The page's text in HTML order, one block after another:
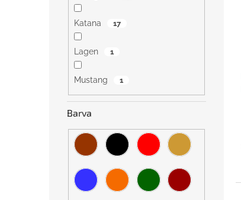
Katana 17
Lagen 1
Mustang 1
Barva